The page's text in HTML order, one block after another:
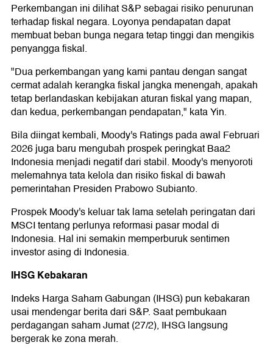
Perkembangan ini dilihat S&P sebagai risiko penurunan
terhadap fiskal negara. Loyonya pendapatan dapat
membuat beban bunga negara tetap tinggi dan mengikis
penyangga fiskal.
"Dua perkembangan yang kami pantau dengan sangat
cermat adalah kerangka fiskal jangka menengah, apakah
tetap berlandaskan kebijakan aturan fiskal yang mapan,
dan kedua, perkembangan pendapatan," kata Yin.
Bila diingat kembali, Moody's Ratings pada awal Februari
2026 juga baru mengubah prospek peringkat Baa2
Indonesia menjadi negatif dari stabil. Moody's menyoroti
melemahnya tata kelola dan risiko fiskal di bawah
pemerintahan Presiden Prabowo Subianto.
Prospek Moody's keluar tak lama setelah peringatan dari
MSCI tentang perlunya reformasi pasar modal di
Indonesia. Hal ini semakin memperburuk sentimen
investor asing di Indonesia.
IHSG Kebakaran
Indeks Harga Saham Gabungan (IHSG) pun kebakaran
usai mendengar berita dari S&P. Saat pembukaan
perdagangan saham Jumat (27/2), IHSG langsung
bergerak ke zona merah.